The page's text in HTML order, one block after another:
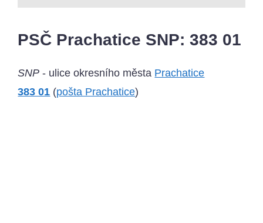
PSČ Prachatice SNP: 383 01
SNP - ulice okresního města Prachatice
383 01 (pošta Prachatice)